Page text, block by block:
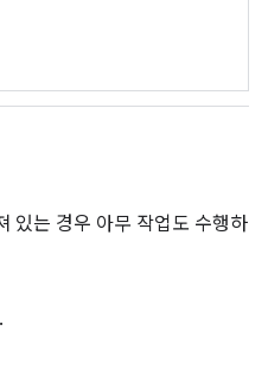
있는 경우 아무 작업도 수행하